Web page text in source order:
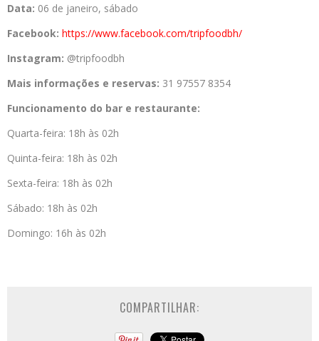
Data: 06 de janeiro, sábado
Facebook: https://www.facebook.com/tripfoodbh/
Instagram: @tripfoodbh
Mais informações e reservas: 31 97557 8354
Funcionamento do bar e restaurante:
Quarta-feira: 18h às 02h
Quinta-feira: 18h às 02h
Sexta-feira: 18h às 02h
Sábado: 18h às 02h
Domingo: 16h às 02h
COMPARTILHAR: